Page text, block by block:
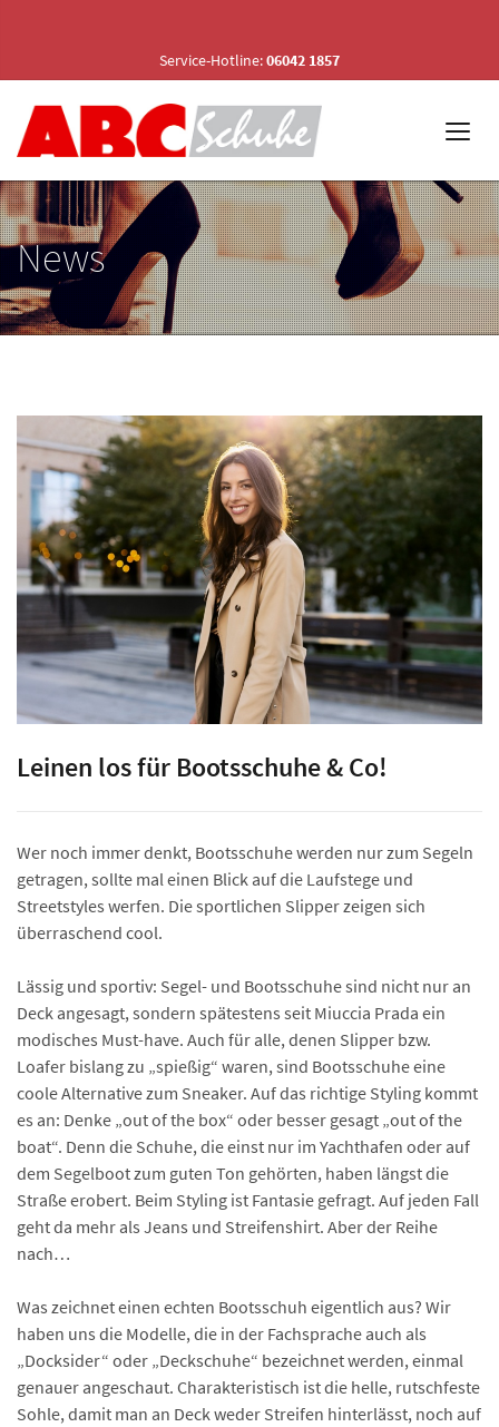
Service-Hotline:06042 1857
News
Leinen los für Bootsschuhe & Co!
Wer noch immer denkt, Bootsschuhe werden nur zum Segeln
getragen, sollte mal einen Blick auf die Laufstege und
Streetstyles werfen. Die sportlichen Slipper zeigen sich
überraschend cool.
Lässig und sportiv: Segel- und Bootsschuhe sind nicht nur an
Deck angesagt, sondern spätestens seit Miuccia Prada ein
modisches Must-have. Auch für alle, denen Slipper bzw.
Loafer bislang zu „spießig“ waren, sind Bootsschuhe eine
coole Alternative zum Sneaker. Auf das richtige Styling kommt
es an: Denke „out of the box“ oder besser gesagt „out of the
boat“. Denn die Schuhe, die einst nur im Yachthafen oder auf
dem Segelboot zum guten Ton gehörten, haben längst die
Straße erobert. Beim Styling ist Fantasie gefragt. Auf jeden Fall
geht da mehr als Jeans und Streifenshirt. Aber der Reihe
nach…
Was zeichnet einen echten Bootsschuh eigentlich aus? Wir
haben uns die Modelle, die in der Fachsprache auch als
„Docksider“ oder „Deckschuhe“ bezeichnet werden, einmal
genauer angeschaut. Charakteristisch ist die helle, rutschfeste
Sohle, damit man an Deck weder Streifen hinterlässt, noch auf